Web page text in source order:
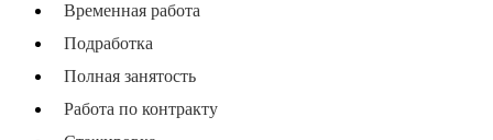
Временная работа
Подработка
Полная занятость
Работа по контракту